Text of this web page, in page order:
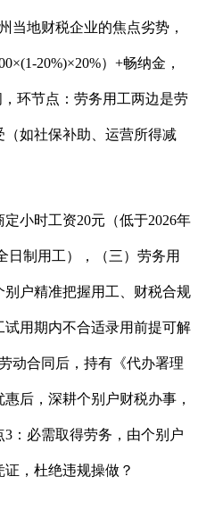
当地财税企业的焦点劣势，
20%)×20%）+畅纳金，
环节点：劳务用工两边是劳
如社保补助、运营所得减
小时工资20元（低于2026年
日制用工），（三）劳务用
户精准把握用工、财税合规
用期内不合适录用前提可解
动合同后，持有《代办署理
后，深耕个别户财税办事，
：必需取得劳务，由个别户
，杜绝违规操做？